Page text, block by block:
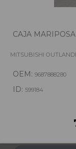
CAJA
MITSUBISHI
OEM: 9687888280
ID: 599184